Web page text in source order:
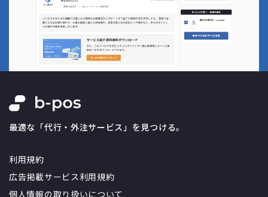
最適な「代行・外注サービス」を見つける。
利用規約
広告掲載サービス利用規約
個人情報の取り扱いについて